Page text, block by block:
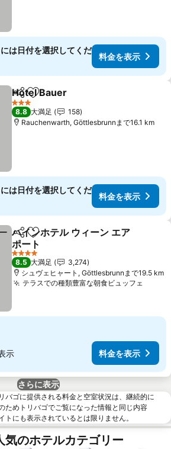
は日付を選択してくだ
料金を表示
シェアお気に入りに追加
Hotel Bauer
3 ホテルのランク
8.8 大満足
158
Rauchenwarth, Göttlesbrunnまで16.1 km
は日付を選択してくだ
料金を表示
シェアお気に入りに追加
ハインホテル ウィーン エア
ポート
料金を表示
4 ホテルのランク
8.5 大満足
3,274
シュヴェヒャート, Göttlesbrunnまで19.5 km
テラスでの種類豊富な朝食ビュッフェ
示 料金を表示
さらに表示
バゴに提供される料金と空室状況は、継続的に
ためトリバゴでご覧になった情報と同じ内容
トにも表示されているとは限りません。
のホテルカテゴリー